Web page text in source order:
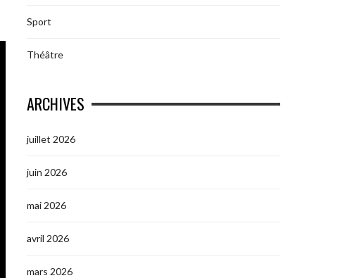
Sport
Théâtre
ARCHIVES
juillet 2026
juin 2026
mai 2026
avril 2026
mars 2026